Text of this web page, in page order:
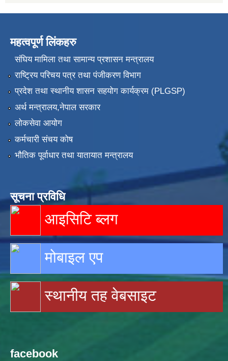
महत्वपूर्ण लिंकहरु
संघिय मामिला तथा सामान्य प्रशासन मन्त्रालय
राष्ट्रिय परिचय पत्र तथा पंजीकरण विभाग
प्रदेश तथा स्थानीय शासन सहयोग कार्यक्रम (PLGSP)
अर्थ मन्त्रालय,नेपाल सरकार
लोकसेवा आयोग
कर्मचारी संचय कोष
भौतिक पूर्वाधार तथा यातायात मन्त्रालय
सूचना प्रविधि
आइसिटि ब्लग
मोबाइल एप
स्थानीय तह वेबसाइट
facebook